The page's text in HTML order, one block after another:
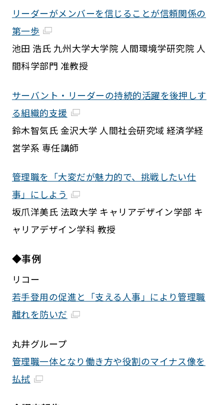
リーダーがメンバーを信じることが信頼関係の
第一歩
池田 浩氏 九州大学大学院 人間環境学研究院 人
間科学部門 准教授
サーバント・リーダーの持続的活躍を後押しす
る組織的支援
鈴木智気氏 金沢大学 人間社会研究域 経済学経
営学系 専任講師
管理職を「大変だが魅力的で、挑戦したい仕
事」にしよう
坂爪洋美氏 法政大学 キャリアデザイン学部 キ
ャリアデザイン学科 教授
◆事例
リコー
若手登用の促進と「支える人事」により管理職
離れを防いだ
丸井グループ
管理職一体となり働き方や役割のマイナス像を
払拭